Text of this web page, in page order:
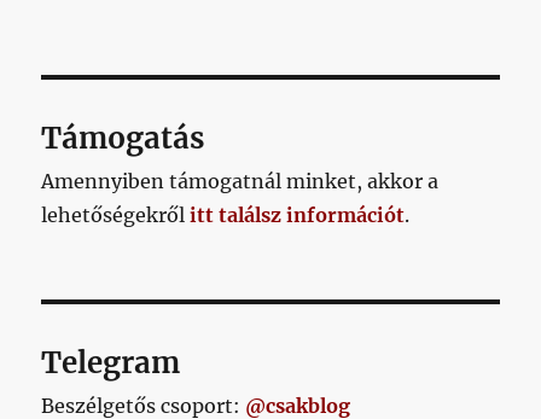
Támogatás
Amennyiben támogatnál minket, akkor a
lehetőségekrőlitt találsz információt.
Telegram
Beszélgetős csoport: @csakblog